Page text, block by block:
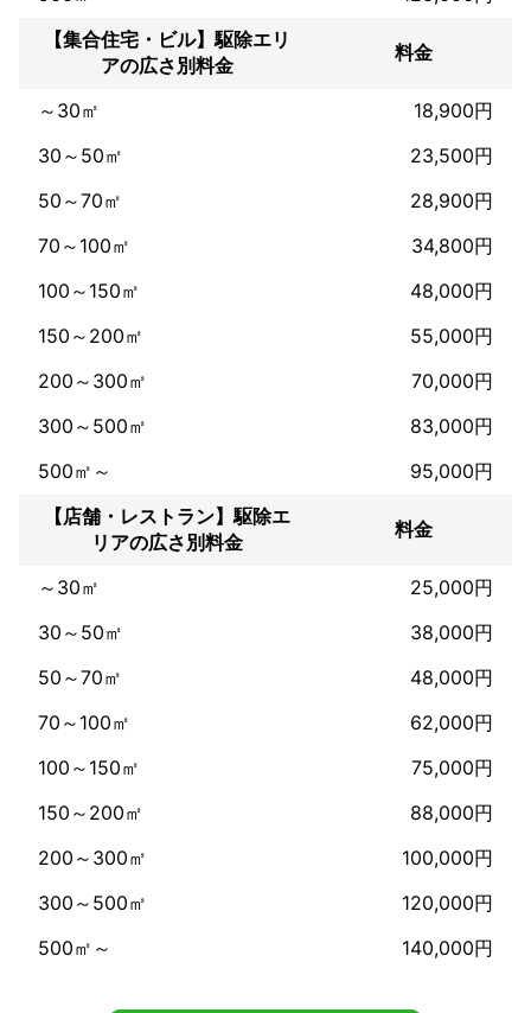
【集合住宅・ビル】駆除エリ
アの広さ別料金
料金
～30㎡
18,900円
30～50㎡
23,500円
50～70㎡
28,900円
70～100㎡
34,800円
100～150㎡
48,000円
150～200㎡
55,000円
200～300㎡
70,000円
300～500㎡
83,000円
500㎡～
95,000円
【店舗・レストラン】駆除エ
リアの広さ別料金
料金
～30㎡
25,000円
30～50㎡
38,000円
50～70㎡
48,000円
70～100㎡
62,000円
100～150㎡
75,000円
150～200㎡
88,000円
200～300㎡
100,000円
300～500㎡
120,000円
500㎡～
140,000円